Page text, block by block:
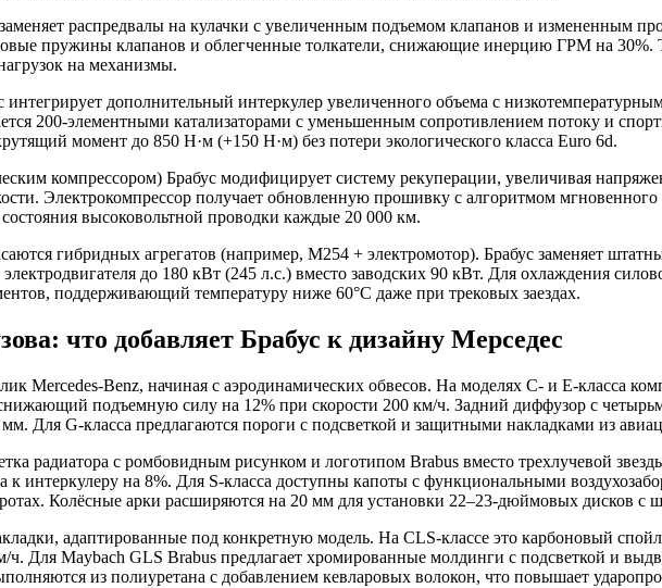
распредвалы на кулачки с увеличенным подъемом клапанов и измененным
пружины клапанов и облегченные толкатели, снижающие инерцию ГРМ на 30%.
на механизмы.
дополнительный интеркулер увеличенного объема с
200-элементными катализаторами с уменьшенным сопротивлением потоку и
момент до 850 Н·м (+150 Н·м) без потери экологического класса Euro 6d.
компрессором) Брабус модифицирует систему рекуперации, увеличивая
Электрокомпрессор получает обновленную прошивку с алгоритмом
состояния высоковольтной проводки каждые 20 000 км.
гибридных агрегатов (например, M254 + электромотор). Брабус заменяет
до 180 кВт (245 л.с.) вместо заводских 90 кВт. Для охлаждения
поддерживающий температуру ниже 60°C даже при трековых заездах.
что добавляет Брабус к дизайну Мерседес
Mercedes-Benz, начиная с аэродинамических обвесов. На моделях C- и E-класса
подъемную силу на 12% при скорости 200 км/ч. Задний диффузор с
мм. Для G-класса предлагаются пороги с подсветкой и защитными накладками из
радиатора с ромбовидным рисунком и логотипом Brabus вместо трехлучевой
интеркулеру на 8%. Для S-класса доступны капоты с функциональными
Колёсные арки расширяются на 20 мм для установки 22–23-дюймовых дисков с
адаптированные под конкретную модель. На CLS-классе это карбоновый
Для Maybach GLS Brabus предлагает хромированные молдинги с подсветкой и
из полиуретана с добавлением кевларовых волокон, что повышает